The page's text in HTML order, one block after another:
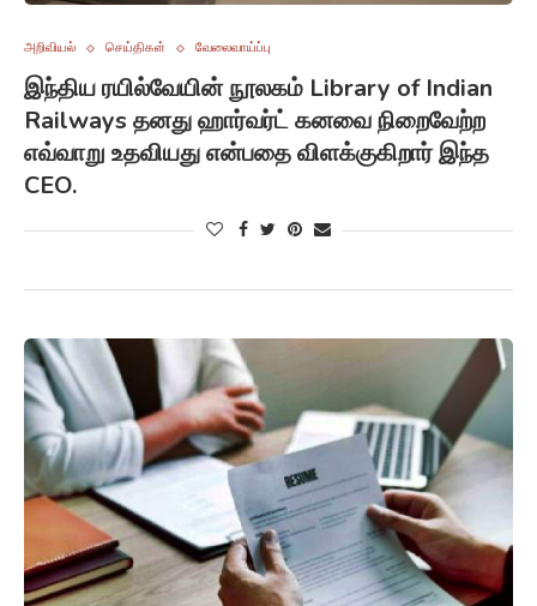
அறிவியல் செய்திகள் வேலைவாய்ப்பு
இந்திய ரயில்வேயின் நூலகம் Library of Indian
Railways தனது ஹார்வர்ட் கனவை நிறைவேற்ற
எவ்வாறு உதவியது என்பதை விளக்குகிறார் இந்த
CEO.